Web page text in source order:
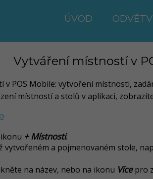
ÚVOD
Vytváření místností v
POS Mobile: vytvoření místnosti,
místností a stolů v aplikaci,
+ Místnosti.
a pojmenovaném stole,
na název, nebo na ikonu Vícepro